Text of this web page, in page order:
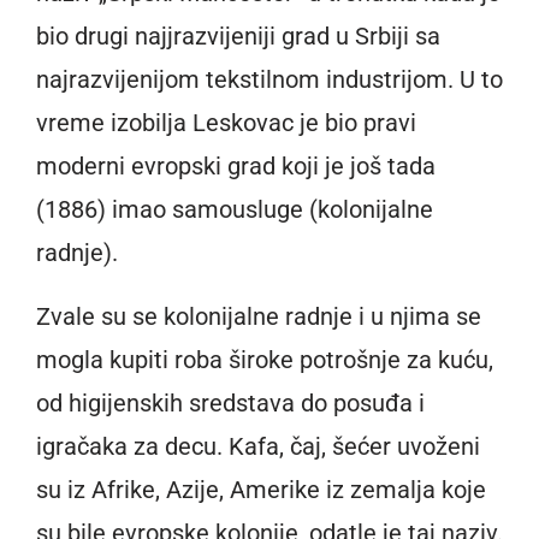
bio drugi najjrazvijeniji grad u Srbiji sa
najrazvijenijom tekstilnom industrijom. U to
vreme izobilja Leskovac je bio pravi
moderni evropski grad koji je još tada
(1886) imao samousluge (kolonijalne
radnje).
Zvale su se kolonijalne radnje i u njima se
mogla kupiti roba široke potrošnje za kuću,
od higijenskih sredstava do posuđa i
igračaka za decu. Kafa, čaj, šećer uvoženi
su iz Afrike, Azije, Amerike iz zemalja koje